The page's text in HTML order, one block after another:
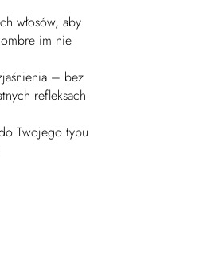
włosów, aby
im nie
– bez
refleksach
Twojego typu